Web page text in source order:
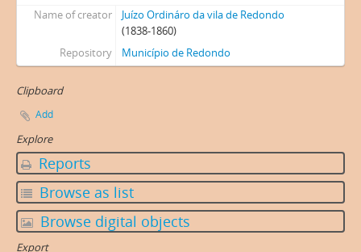
Name of creator
Juízo Ordináro da vila de Redondo
(1838-1860)
Repository
Município de Redondo
Clipboard
Add
Explore
Reports
Browse as list
Browse digital objects
Export